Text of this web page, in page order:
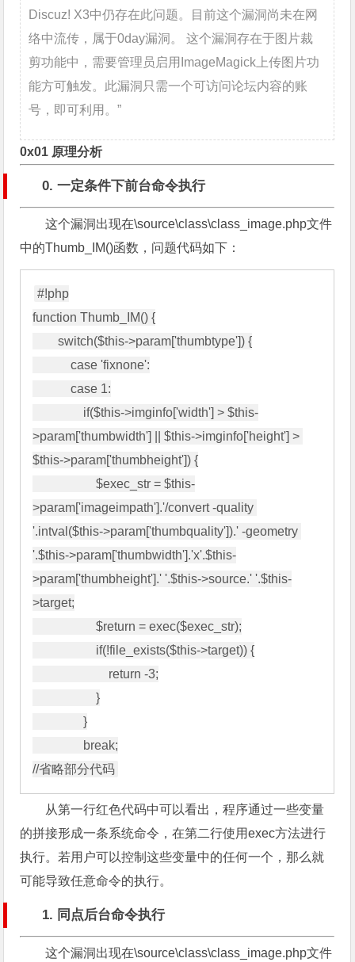
Discuz! X3中仍存在此问题。目前这个漏洞尚未在网
络中流传，属于0day漏洞。 这个漏洞存在于图片裁
剪功能中，需要管理员启用ImageMagick上传图片功
能方可触发。此漏洞只需一个可访问论坛内容的账
号，即可利用。”
0x01 原理分析
0. 一定条件下前台命令执行
这个漏洞出现在\source\class\class_image.php文件
中的Thumb_IM()函数，问题代码如下：
#!php
function Thumb_IM() {
        switch($this->param['thumbtype']) {
            case 'fixnone':
            case 1:
>param['thumbwidth'] || $this->imginfo['height'] >
$this->param['thumbheight']) {
                    $exec_str = $this-
>param['imageimpath'].'/convert -quality
'.intval($this->param['thumbquality']).' -geometry
'.$this->param['thumbwidth'].'x'.$this-
>param['thumbheight'].' '.$this->source.' '.$this-
>target;
                    $return = exec($exec_str);
                    }
                }
从第一行红色代码中可以看出，程序通过一些变量
的拼接形成一条系统命令，在第二行使用exec方法进行
执行。若用户可以控制这些变量中的任何一个，那么就
可能导致任意命令的执行。
1. 同点后台命令执行
这个漏洞出现在\source\class\class_image.php文件